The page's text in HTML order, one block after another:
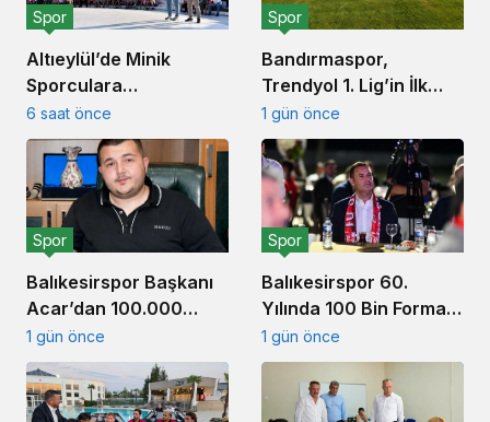
Altıeylül’de Minik
Sporculara
Balıkesirspor Forması
Hediye Edildi
Spor
6 saat önce
Bandırmaspor,
Trendyol 1. Lig’in İlk
Haftasında
İstanbulspor’u
Ağırlamaya
Hazırlanıyor
Spor
1 gün önce
Balıkesirspor Başkanı
Acar’dan 100.000
Forma Kampanyası
Açıklaması
Spor
1 gün önce
Balıkesirspor 60.
Yılında 100 Bin Forma
Kampanyası Başlattı
Spor
1 gün önce